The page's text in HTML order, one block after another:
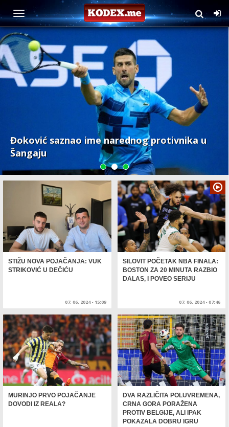
Sport
Đoković saznao ime narednog protivnika u
Šangaju
STIŽU NOVA POJAČANJA: VUK
STRIKOVIĆ U DEČIĆU
07. 06. 2024 - 15:09
SILOVIT POČETAK NBA FINALA:
BOSTON ZA 20 MINUTA RAZBIO
DALAS, I POVEO SERIJU
07. 06. 2024 - 07:46
MURINJO PRVO POJAČANJE
DOVODI IZ REALA?
DVA RAZLIČITA POLUVREMENA,
CRNA GORA PORAŽENA
PROTIV BELGIJE, ALI IPAK
POKAZALA DOBRU IGRU